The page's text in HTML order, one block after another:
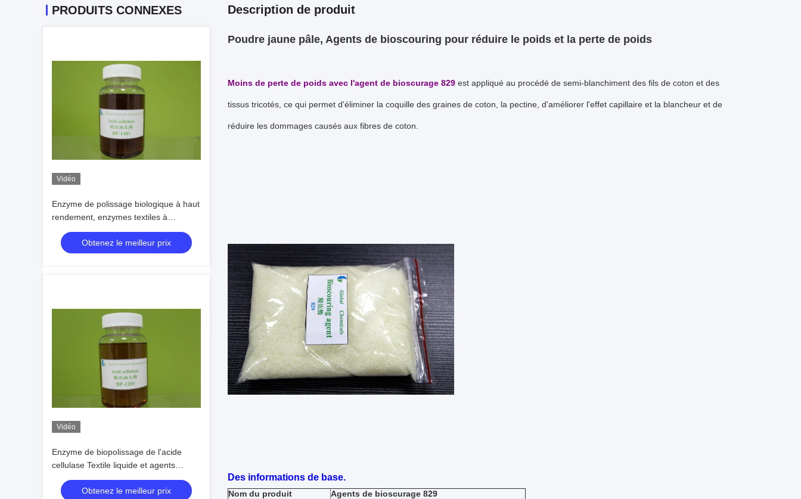
PRODUITS CONNEXES
Vidéo
Enzyme de polissage biologique à haut
rendement, enzymes textiles à
cellulase acide
Obtenez le meilleur prix
Vidéo
Enzyme de biopolissage de l'acide
cellulase Textile liquide et agents
auxiliaires du textile
Obtenez le meilleur prix
Description de produit
Poudre jaune pâle, Agents de bioscouring pour réduire le poids et la perte de poids
Moins de perte de poids avec l'agent de bioscurage 829 est appliqué au procédé de semi-blanchiment des fils de coton et des
tissus tricotés, ce qui permet d'éliminer la coquille des graines de coton, la pectine, d'améliorer l'effet capillaire et la blancheur et de
réduire les dommages causés aux fibres de coton.
Des informations de base.
Nom du produit
Agents de bioscurage 829